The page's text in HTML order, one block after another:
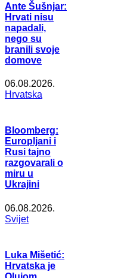
Ante Šušnjar:
Hrvati nisu
napadali,
nego su
branili svoje
domove
06.08.2026.
Hrvatska
Bloomberg:
Europljani i
Rusi tajno
razgovarali o
miru u
Ukrajini
06.08.2026.
Svijet
Luka Mišetić:
Hrvatska je